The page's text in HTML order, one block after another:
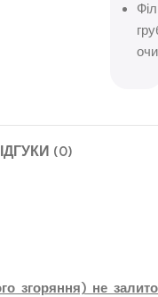
(0)
згоряння) не залито